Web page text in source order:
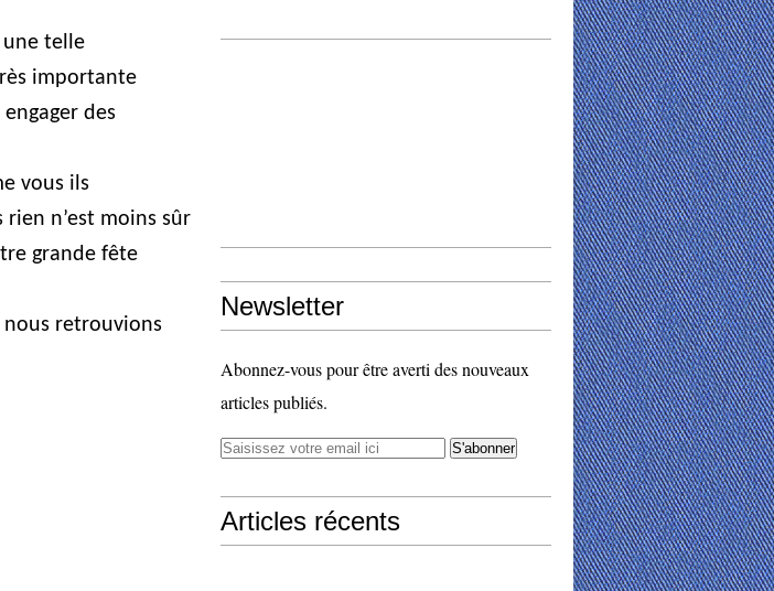
une telle
importante
des
vous ils
n’est moins sûr
grande fête
retrouvions
Newsletter
Abonnez-vous pour être averti des nouveaux
articles publiés.
Articles récents